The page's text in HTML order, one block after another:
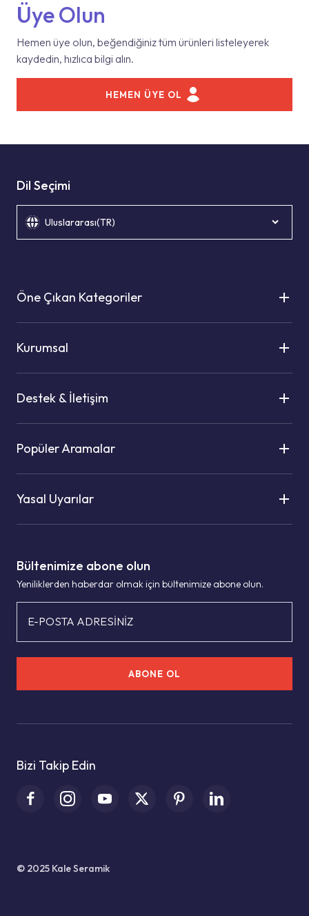
Üye Olun
Hemen üye olun, beğendiğiniz tüm ürünleri listeleyerek
kaydedin, hızlıca bilgi alın.
HEMEN ÜYE OL
Bültenimize abone olun
Yeniliklerden haberdar olmak için bültenimize abone olun.
E-POSTA ADRESİNİZ
ABONE OL
Bizi Takip Edin
Dil Seçimi
Uluslararası(TR)
Öne Çıkan Kategoriler
Kurumsal
Destek & İletişim
Popüler Aramalar
Yasal Uyarılar
© 2025 Kale Seramik